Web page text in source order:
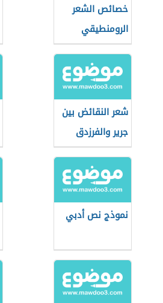
خصائص الشعر
الرومنطيقي
شعر النقائض بين
جرير والفرزدق
نموذج نص أدبي